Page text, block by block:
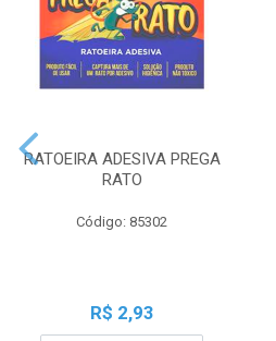
RATOEIRA ADESIVA PREGA
RATO
Código: 85302
R$ 2,93